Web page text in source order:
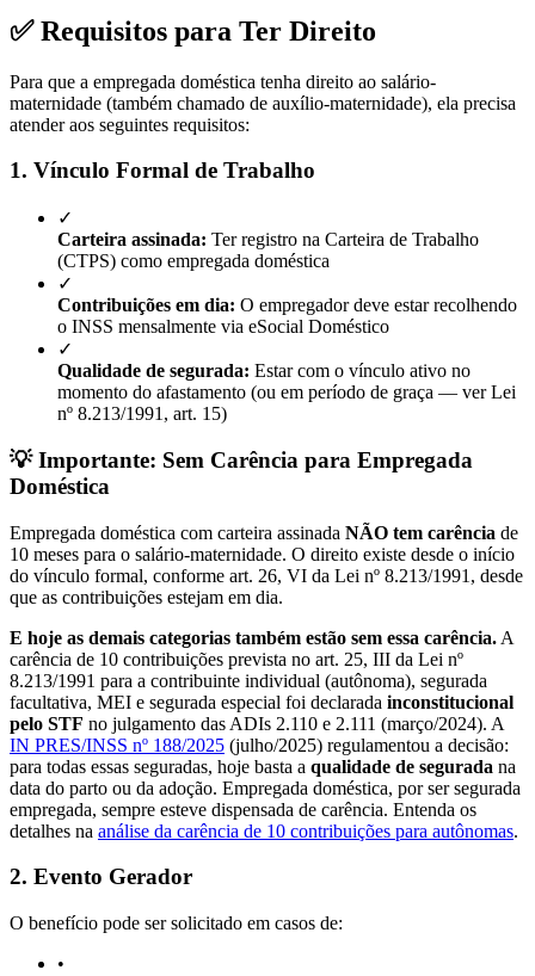
✅ Requisitos para Ter Direito
Para que a empregada doméstica tenha direito ao salário-
maternidade (também chamado de auxílio-maternidade), ela precisa
atender aos seguintes requisitos:
1. Vínculo Formal de Trabalho
✓
Carteira assinada: Ter registro na Carteira de Trabalho
(CTPS) como empregada doméstica
✓
Contribuições em dia: O empregador deve estar recolhendo
o INSS mensalmente via eSocial Doméstico
✓
Qualidade de segurada: Estar com o vínculo ativo no
momento do afastamento (ou em período de graça — ver Lei
nº 8.213/1991, art. 15)
💡 Importante: Sem Carência para Empregada
Doméstica
Empregada doméstica com carteira assinada NÃO tem carência de
10 meses para o salário-maternidade. O direito existe desde o início
do vínculo formal, conforme art. 26, VI da Lei nº 8.213/1991, desde
que as contribuições estejam em dia.
E hoje as demais categorias também estão sem essa carência. A
carência de 10 contribuições prevista no art. 25, III da Lei nº
8.213/1991 para a contribuinte individual (autônoma), segurada
facultativa, MEI e segurada especial foi declarada inconstitucional
pelo STF no julgamento das ADIs 2.110 e 2.111 (março/2024). A
IN PRES/INSS nº 188/2025 (julho/2025) regulamentou a decisão:
para todas essas seguradas, hoje basta a qualidade de segurada na
data do parto ou da adoção. Empregada doméstica, por ser segurada
empregada, sempre esteve dispensada de carência. Entenda os
detalhes na análise da carência de 10 contribuições para autônomas.
2. Evento Gerador
O benefício pode ser solicitado em casos de:
•